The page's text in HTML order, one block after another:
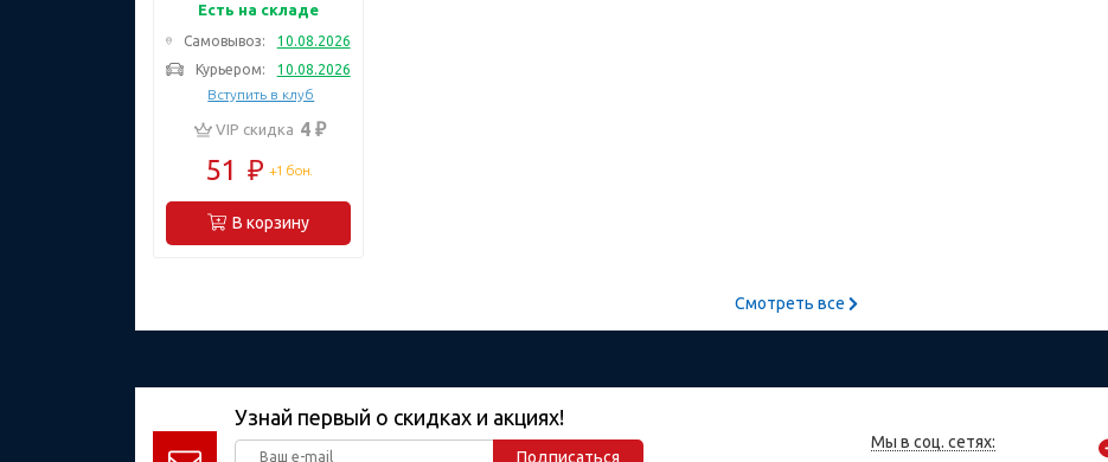
Есть на складе
Самовывоз:
10.08.2026
Курьером:
10.08.2026
Вступить в клуб
VIP скидка 4 ₽
51 ₽ +1 бон.
В корзину
Смотреть все
Узнай первый о скидках и акциях!
Подписаться
Мы в соц. сетях: